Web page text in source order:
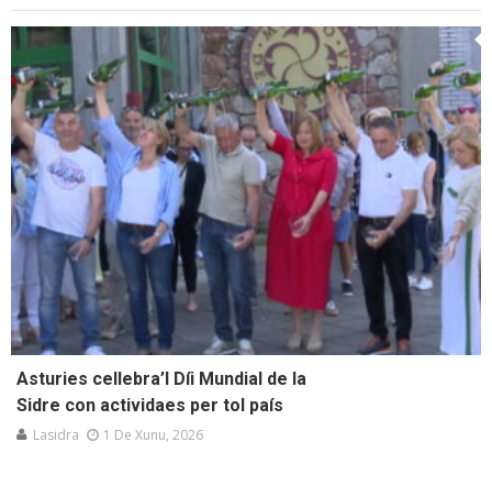
Asturies cellebra’l Díi Mundial de la
Sidre con actividaes per tol país
Lasidra 1 De Xunu, 2026